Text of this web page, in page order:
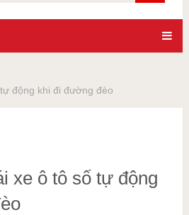
động khi đi đường đèo
xe ô tô số tự động